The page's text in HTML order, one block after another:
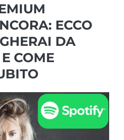
ECCO
DA
COME